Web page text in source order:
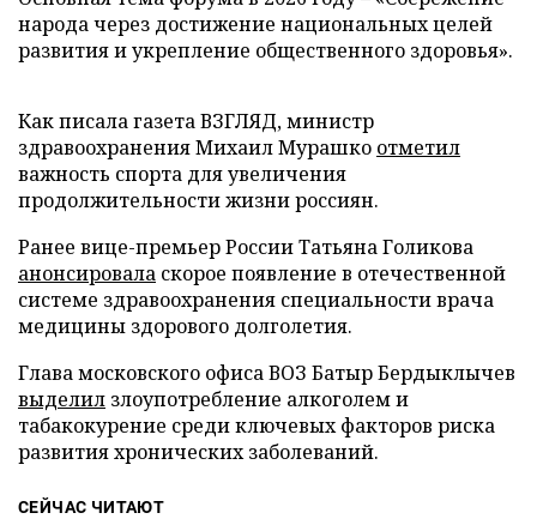
народа через достижение национальных целей
развития и укрепление общественного здоровья».
Как писала газета ВЗГЛЯД, министр
здравоохранения Михаил Мурашко отметил
важность спорта для увеличения
продолжительности жизни россиян.
Ранее вице-премьер России Татьяна Голикова
анонсировала скорое появление в отечественной
системе здравоохранения специальности врача
медицины здорового долголетия.
Глава московского офиса ВОЗ Батыр Бердыклычев
выделил злоупотребление алкоголем и
табакокурение среди ключевых факторов риска
развития хронических заболеваний.
СЕЙЧАС ЧИТАЮТ